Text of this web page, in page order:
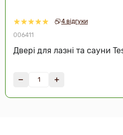
4 відгуки
006411
Двері для лазні та сауни